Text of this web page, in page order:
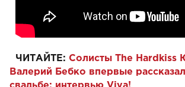
ЧИТАЙТЕ: Солисты The Hardkiss
Валерий Бебко впервые